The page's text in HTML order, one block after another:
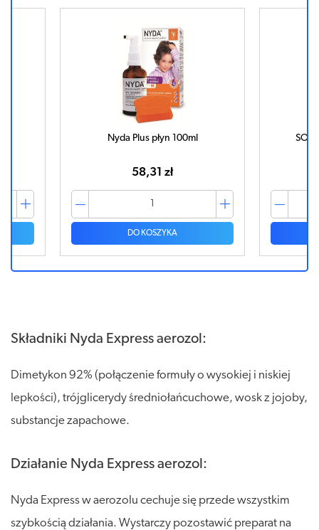
Nyda Plus płyn 100ml
58,31 zł
DO KOSZYKA
Składniki Nyda Express aerozol:
Dimetykon 92% (połączenie formuły o wysokiej i niskiej
lepkości), trójglicerydy średniołańcuchowe, wosk z jojoby,
substancje zapachowe.
Działanie Nyda Express aerozol:
Nyda Express w aerozolu cechuje się przede wszystkim
szybkością działania. Wystarczy pozostawić preparat na